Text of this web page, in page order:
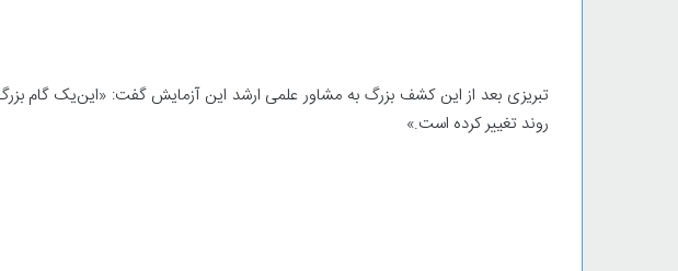
تبریزی بعد از این کشف بزرگ به مشاور علمی ارشد این آزمایش گفت: «این‌یک گام
روند تغییر کرده است.»